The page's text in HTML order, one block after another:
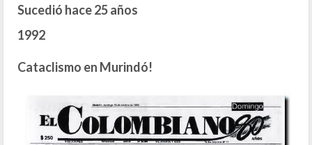
Sucedió hace 25 años
1992
Cataclismo en Murindó!